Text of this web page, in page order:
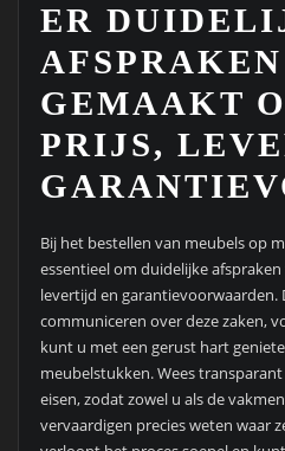
ER
GEMAAKT
PRIJS,
Bij het bestellen van meubels op
essentieel om duidelijke
levertijd en garantievoorwaarden.
communiceren over deze zaken,
kunt u met een gerust hart
meubelstukken. Wees
eisen, zodat zowel u als de
vervaardigen precies weten waar